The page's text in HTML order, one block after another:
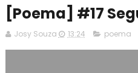
[Poema] #17
Josy Souza 13:24 poema